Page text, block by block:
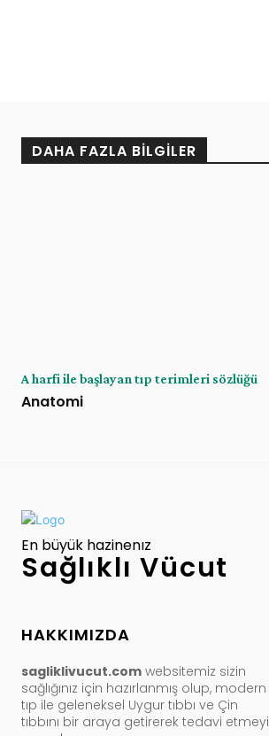
DAHA FAZLA BILGILER
A harfi ile başlayan tıp terimleri sözlüğü
Anatomi
En büyük hazinenız
Sağlıklı Vücut
HAKKIMIZDA
sagliklivucut.com websitemiz sizin
sağlığınız için hazırlanmış olup, modern
tıp ile geleneksel Uygur tıbbı ve Çin
tıbbını bir araya getirerek tedavi etmeyi